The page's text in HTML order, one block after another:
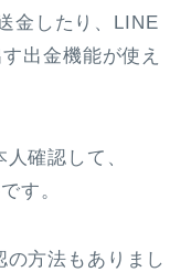
金したり、LINE
出金機能が使え
確認して、
す。
の方法もありまし